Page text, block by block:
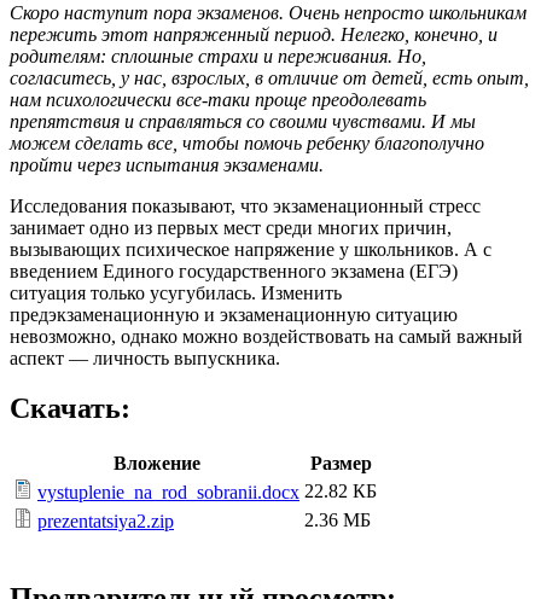
Скоро наступит пора экзаменов. Очень непросто школьникам
пережить этот напряженный период. Нелегко, конечно, и
родителям: сплошные страхи и переживания. Но,
согласитесь, у нас, взрослых, в отличие от детей, есть опыт,
нам психологически все-таки проще преодолевать
препятствия и справляться со своими чувствами. И мы
можем сделать все, чтобы помочь ребенку благополучно
пройти через испытания экзаменами.
Исследования показывают, что экзаменационный стресс
занимает одно из первых мест среди многих причин,
вызывающих психическое напряжение у школьников. А с
введением Единого государственного экзамена (ЕГЭ)
ситуация только усугубилась. Изменить
предэкзаменационную и экзаменационную ситуацию
невозможно, однако можно воздействовать на самый важный
аспект — личность выпускника.
Скачать:
Вложение
Размер
vystuplenie_na_rod_sobranii.docx 22.82 КБ
prezentatsiya2.zip
2.36 МБ